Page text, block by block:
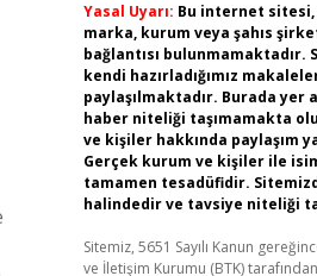
Yasal Uyarı: Bu internet
marka, kurum veya şahıs
bağlantısı bulunmamaktadır.
kendi hazırladığımız
paylaşılmaktadır. Burada yer
haber niteliği taşımamakta
ve kişiler hakkında paylaşım
Gerçek kurum ve kişiler ile
tamamen tesadüfidir.
halindedir ve tavsiye niteliği
Sitemiz, 5651 Sayılı Kanun
ve İletişim Kurumu (BTK)